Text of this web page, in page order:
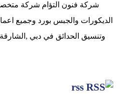
شركة فنون التؤام شركة
الديكورات والجبس بورد وجميع
وتنسيق الحدائق في دبي
rss